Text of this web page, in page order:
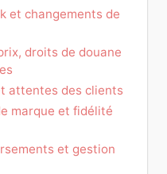
et changements de
droits de douane
attentes des clients
marque et fidélité
et gestion